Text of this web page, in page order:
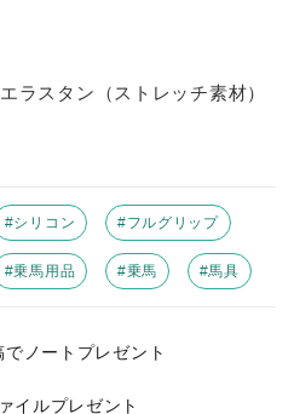
ラスタン（ストレッチ素材）
#シリコン #フルグリップ
#乗馬用品 #乗馬 #馬具